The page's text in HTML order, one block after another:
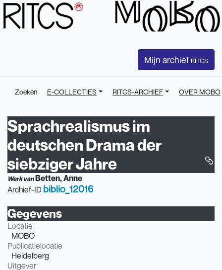
Mijn archief RITCS
Zoeken E-COLLECTIES RITCS-ARCHIEF OVER MOBO
Sprachrealismus im
deutschen Drama der
siebziger Jahre
Werk van Betten, Anne
Archief-ID biblio_12016
Gegevens
Locatie
MOBO
Publicatielocatie
Heidelberg
Uitgever